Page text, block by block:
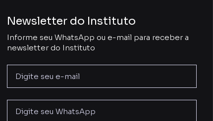
Newsletter do Instituto
Informe seu WhatsApp ou e-mail para receber a
newsletter do Instituto